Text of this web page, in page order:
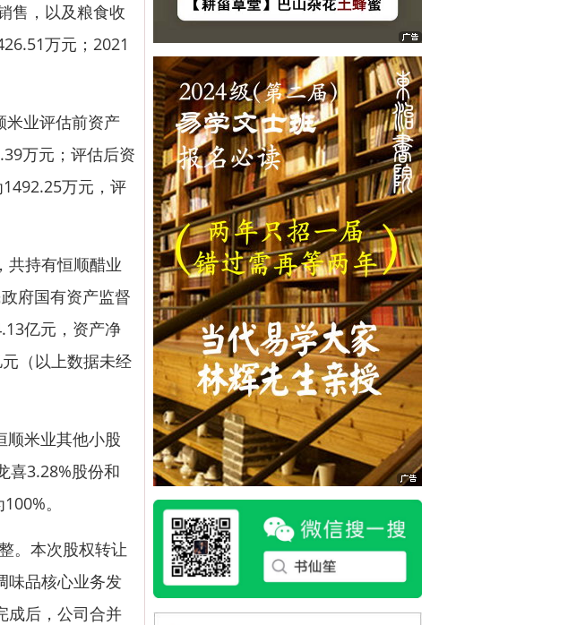
售，以及粮食收
万元；2021
业评估前资产
万元；评估后资
万元，评
持有恒顺醋业
府国有资产监督
亿元，资产净
（以上数据未经
米业其他小股
喜3.28%股份和
。
。本次股权转让
味品核心业务发
成后，公司合并